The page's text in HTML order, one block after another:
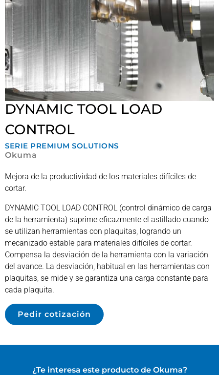
DYNAMIC TOOL LOAD
CONTROL
SERIE PREMIUM SOLUTIONS
Okuma
Mejora de la productividad de los materiales difíciles de
cortar.
DYNAMIC TOOL LOAD CONTROL (control dinámico de carga
de la herramienta) suprime eficazmente el astillado cuando
se utilizan herramientas con plaquitas, logrando un
mecanizado estable para materiales difíciles de cortar.
Compensa la desviación de la herramienta con la variación
del avance. La desviación, habitual en las herramientas con
plaquitas, se mide y se garantiza una carga constante para
cada plaquita.
Pedir cotización
¿Te interesa este producto de Okuma?